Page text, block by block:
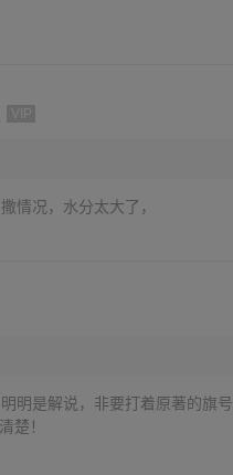
情况，水分太大了，
明是解说，非要打着原著的旗
楚！